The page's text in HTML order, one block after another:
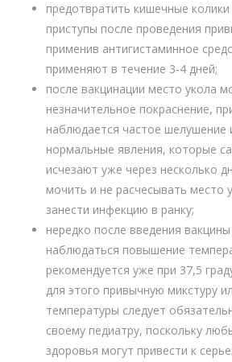
предотвратить кишечные
приступы после проведения
применив антигистаминное
применяют в течение 3-4 дней;
после вакцинации место укола
незначительное покраснение,
наблюдается частое шелушение
нормальные явления, которые
исчезают уже через несколько
мочить и не расчесывать место
занести инфекцию в ранку;
нередко после введения
наблюдаться повышение
рекомендуется уже при 37,5
для этого привычную микстуру
температуры следует
своему педиатру, поскольку
здоровья могут привести к